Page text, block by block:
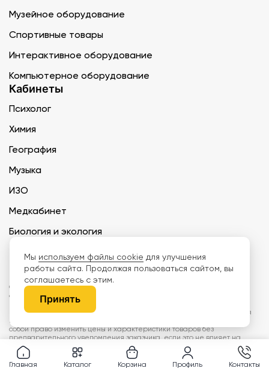
Музейное оборудование
Спортивные товары
Интерактивное оборудование
Компьютерное оборудование
Кабинеты
Психолог
Химия
География
Музыка
ИЗО
Медкабинет
Биология и экология
Технология
ООО «Дети наше будущее» ИНН 6671165273 ОГРН 1216600030250 КПП
667101001 БИК 046577674
Информация на сайте не является публичной офертой. Изображения
могут отличаться от поставляемых товаров. Поставщик оставляет за
собой право изменить цены и характеристики товаров без
предварительного уведомления заказчика, если это не влияет на
качество поставляемой продукции. Мы используем cookie, чтобы делать
сайт лучше. Пользуясь сайтом, вы соглашаетесь справилами
обработки персональных данных и политикой конфиденциальности.
Главная Каталог Корзина Профиль Контакты
Мы используем файлы cookie для улучшения
работы сайта. Продолжая пользоваться сайтом, вы
соглашаетесь с этим.
Принять